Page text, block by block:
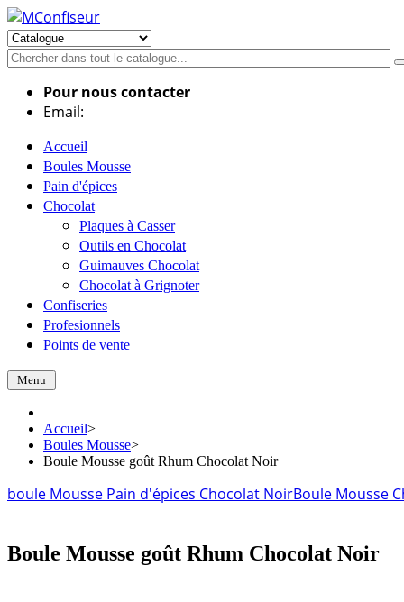
Pour nous contacter
Email:
Accueil
Boules Mousse
Pain d'épices
Chocolat
Plaques à Casser
Outils en Chocolat
Guimauves Chocolat
Chocolat à Grignoter
Confiseries
Profesionnels
Points de vente
Menu
Accueil>
Boules Mousse>
Boule Mousse goût Rhum Chocolat Noir
boule Mousse Pain d'épices Chocolat NoirBoule Mousse
Boule Mousse goût Rhum Chocolat Noir